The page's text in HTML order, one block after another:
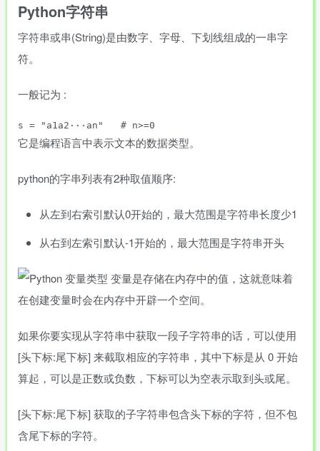
Python字符串
字符串或串(String)是由数字、字母、下划线组成的一串字
符。
一般记为 :
s = "a1a2···an"   # n>=0
它是编程语言中表示文本的数据类型。
python的字串列表有2种取值顺序:
从左到右索引默认0开始的，最大范围是字符串长度少1
从右到左索引默认-1开始的，最大范围是字符串开头
如果你要实现从字符串中获取一段子字符串的话，可以使用
[头下标:尾下标] 来截取相应的字符串，其中下标是从 0 开始
算起，可以是正数或负数，下标可以为空表示取到头或尾。
[头下标:尾下标] 获取的子字符串包含头下标的字符，但不包
含尾下标的字符。